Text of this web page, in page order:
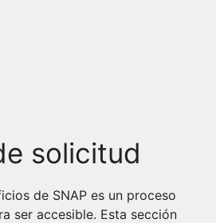
solicitud
de SNAP es un proceso
ser accesible. Esta sección